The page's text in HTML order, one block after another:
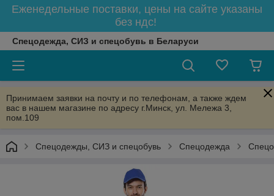
Еженедельные поставки, цены на сайте указаны
без ндс!
Спецодежда, СИЗ и спецобувь в Беларуси
Принимаем заявки на почту и по телефонам, а также ждем
вас в нашем магазине по адресу г.Минск, ул. Мележа 3,
пом.109
Спецодежды, СИЗ и спецобувь Спецодежда